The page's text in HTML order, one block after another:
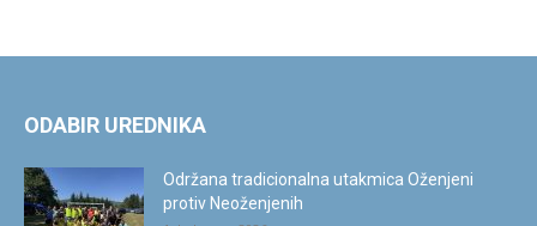
ODABIR UREDNIKA
Održana tradicionalna utakmica Oženjeni
protiv Neoženjenih